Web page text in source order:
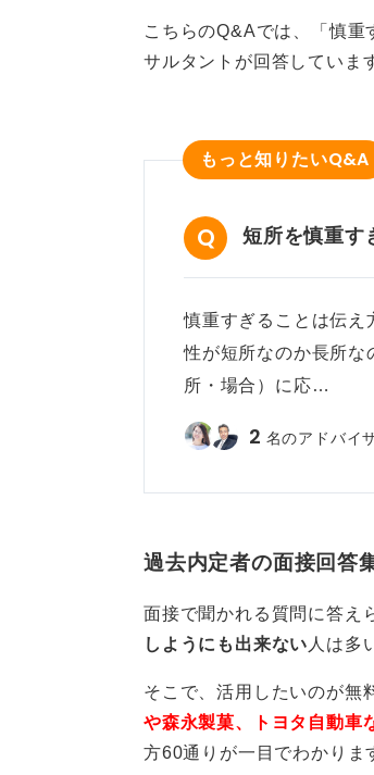
もし自身の冷静な性格
アセンターの担当者な
せん。
こちらのQ&Aでは、「慎
サルタントが回答していま
もっと知りたいQ&A
短所を慎重す
慎重すぎることは伝え
性が短所なのか長所な
所・場合）に応…
2 名のアドバイ
過去内定者の面接回答
面接で聞かれる質問に答え
しようにも出来ない 人は多
そこで、活用したいのが無
や森永製菓、トヨタ自動車
方60通りが一目でわかりま